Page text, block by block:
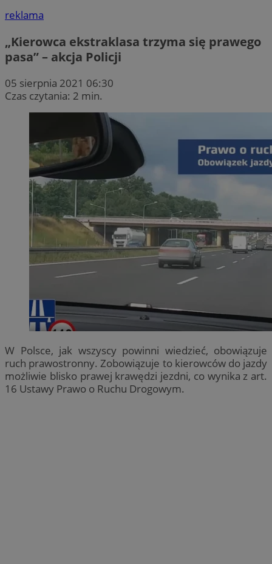
reklama
„Kierowca ekstraklasa trzyma się prawego
pasa” – akcja Policji
05 sierpnia 2021 06:30
Czas czytania: 2 min.
W Polsce, jak wszyscy powinni wiedzieć, obowiązuje
ruch prawostronny. Zobowiązuje to kierowców do jazdy
możliwie blisko prawej krawędzi jezdni, co wynika z art.
16 Ustawy Prawo o Ruchu Drogowym.